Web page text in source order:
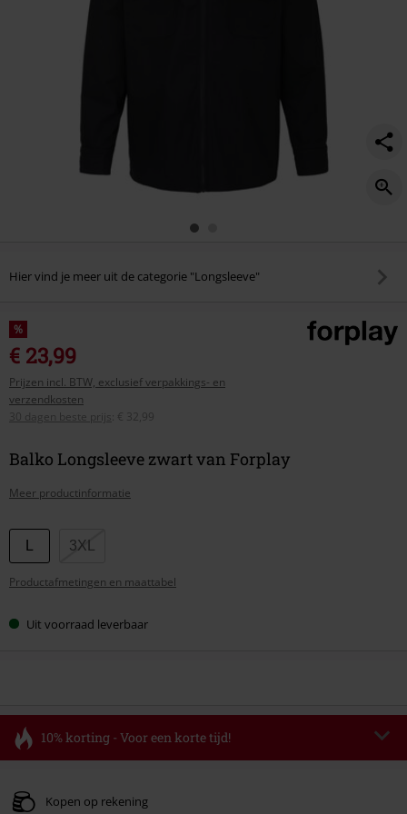
Hier vind je meer uit de categorie "Longsleeve"
%
€ 23,99
Prijzen incl. BTW, exclusief verpakkings- en
verzendkosten
30 dagen beste prijs
€ 32,99
Balko Longsleeve zwart van Forplay
Meer productinformatie
Kies
je
maat
3XL
Productafmetingen en maattabel
Uit voorraad leverbaar
10% korting - Voor een korte tijd!
Geldig t/m 11-08-2026
Kopen op rekening